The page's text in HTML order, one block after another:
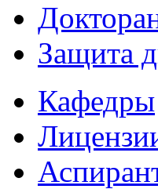
Защита
Кафедры